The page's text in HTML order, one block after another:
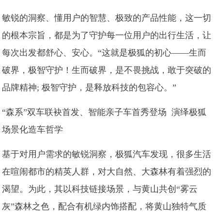
敏锐的洞察、懂用户的智慧、极致的产品性能，这一切
的根本宗旨，都是为了守护每一位用户的出行生活，让
每次出发都舒心、安心。“这就是极狐的初心——生而
破界，极智守护！生而破界，是不畏挑战，敢于突破的
品牌精神; 极智守护，是释放科技的包容心。”
“森系”双车联袂首发、智能亲子车首秀登场 演绎极狐
场景化造车哲学
基于对用户需求的敏锐洞察，极狐汽车发现，很多生活
在喧闹都市的精英人群，对大自然、大森林有着强烈的
渴望。为此，其以科技链接场景，与黄山共创“雾云
灰”森林之色，配合有机绿内饰搭配，将黄山独特气质